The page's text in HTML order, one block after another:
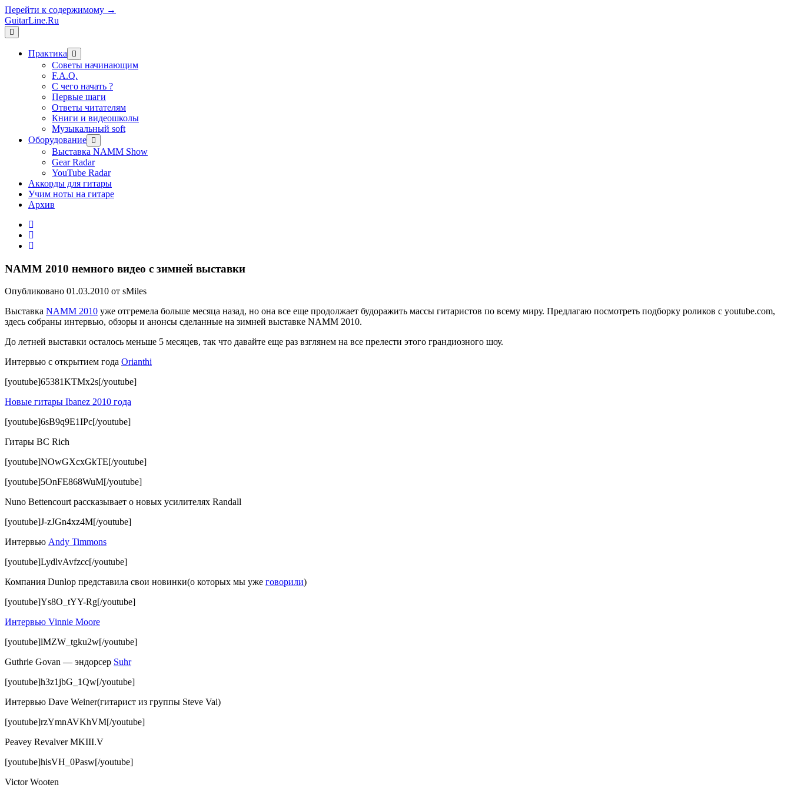
Перейти к содержимому →
GuitarLine.Ru
открыть
меню
Практика
открыть
меню
Советы начинающим
F.A.Q.
С чего начать ?
Первые шаги
Ответы читателям
Книги и видеошколы
Музыкальный soft
Оборудование открыть
меню
Выставка NAMM Show
Gear Radar
YouTube Radar
Аккорды для гитары
Учим ноты на гитаре
Архив
NAMM 2010 немного видео с зимней выставки
Опубликовано 01.03.2010 от sMiles
Выставка NAMM 2010 уже отгремела больше месяца назад, но она все еще продолжает будоражить массы гитаристов по всему миру. Предлагаю посмотреть подборку роликов с youtube.com,
здесь собраны интервью, обзоры и анонсы сделанные на зимней выставке NAMM 2010.
До летней выставки осталось меньше 5 месяцев, так что давайте еще раз взглянем на все прелести этого грандиозного шоу.
Интервью с открытием года Orianthi
[youtube]65381KTMx2s[/youtube]
Новые гитары Ibanez 2010 года
[youtube]6sB9q9E1IPc[/youtube]
Гитары BC Rich
[youtube]NOwGXcxGkTE[/youtube]
[youtube]5OnFE868WuM[/youtube]
Nuno Bettencourt рассказывает о новых усилителях Randall
[youtube]J-zJGn4xz4M[/youtube]
Интервью Andy Timmons
[youtube]LydlvAvfzcc[/youtube]
Компания Dunlop представила свои новинки(о которых мы уже говорили)
[youtube]Ys8O_tYY-Rg[/youtube]
Интервью Vinnie Moore
[youtube]lMZW_tgku2w[/youtube]
Guthrie Govan — эндорсер Suhr
[youtube]h3z1jbG_1Qw[/youtube]
Интервью Dave Weiner(гитарист из группы Steve Vai)
[youtube]rzYmnAVKhVM[/youtube]
Peavey Revalver MKIII.V
[youtube]hisVH_0Pasw[/youtube]
Victor Wooten